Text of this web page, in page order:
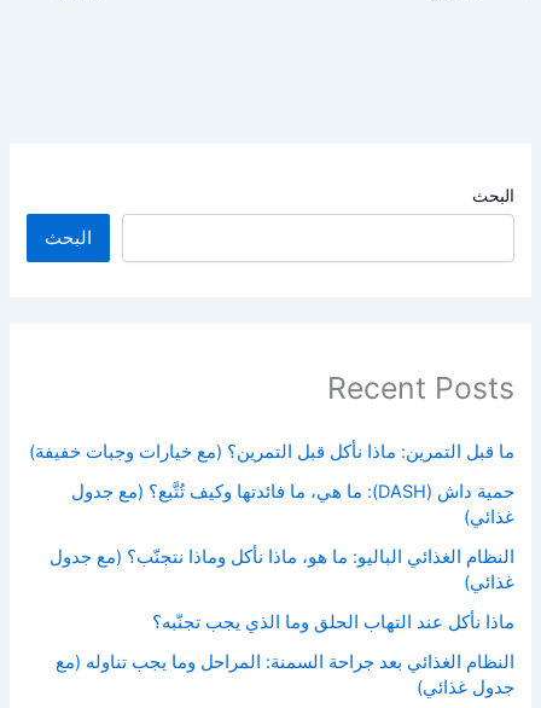
البحث
البحث
Recent Posts
ما قبل التمرين: ماذا نأكل قبل التمرين؟ (مع خيارات وجبات خفيفة)
حمية داش (DASH): ما هي، ما فائدتها وكيف تُتَّبع؟ (مع جدول
غذائي)
النظام الغذائي الباليو: ما هو، ماذا نأكل وماذا نتجنّب؟ (مع جدول
غذائي)
ماذا نأكل عند التهاب الحلق وما الذي يجب تجنّبه؟
النظام الغذائي بعد جراحة السمنة: المراحل وما يجب تناوله (مع
جدول غذائي)